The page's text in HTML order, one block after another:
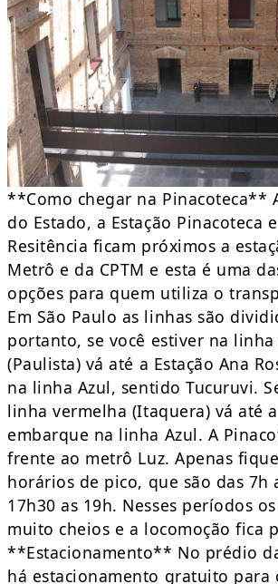
**Como chegar na Pinacoteca**
do Estado, a Estação Pinacoteca
Resitência ficam próximos a
Metrô e da CPTM e esta é uma
opções para quem utiliza o
Em São Paulo as linhas são
portanto, se você estiver na linha
(Paulista) vá até a Estação Ana
na linha Azul, sentido Tucuruvi.
linha vermelha (Itaquera) vá até a
embarque na linha Azul. A
frente ao metrô Luz. Apenas
horários de pico, que são das 7h
17h30 as 19h. Nesses períodos
muito cheios e a locomoção fica
**Estacionamento** No prédio
há estacionamento gratuito para